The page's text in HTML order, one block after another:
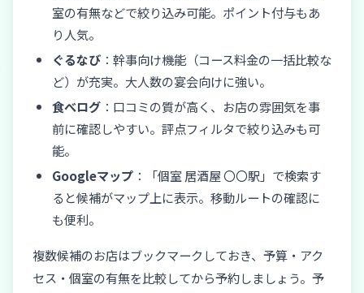
室の有無などで絞り込み可能。ポイント付与もあ
り人気。
ぐるなび ：幹事向け機能（コース料金の一括比較な
ど）が充実。大人数の宴会向けに強い。
食べログ ：口コミの質が高く、お店の雰囲気を事
前に確認しやすい。評点フィルタで絞り込みも可
能。
Googleマップ ：「個室 居酒屋 〇〇駅」で検索す
ると候補がマップ上に表示。移動ルートの確認に
も便利。
複数候補のお店はブックマークしておき、予算・アク
セス・個室の有無を比較してから予約しましょう。予